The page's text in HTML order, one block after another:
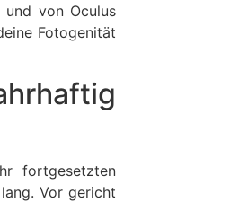
von Oculus
Fotogenität
fortgesetzten
Vor gericht